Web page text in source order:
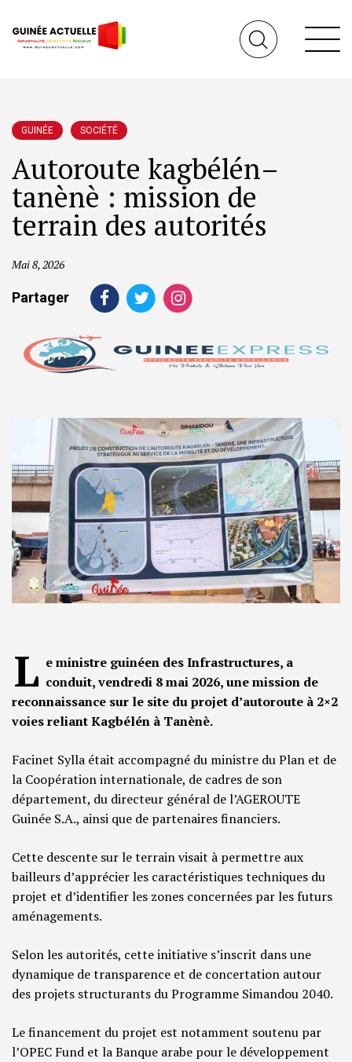
GUINÉE SOCIÉTÉ
Autoroute kagbélén–
tanènè : mission de
terrain des autorités
Mai 8, 2026
Partager
L e ministre guinéen des Infrastructures, a
conduit, vendredi 8 mai 2026, une mission de
reconnaissance sur le site du projet d’autoroute à 2×2
voies reliant Kagbélén à Tanènè.
Facinet Sylla était accompagné du ministre du Plan et de
la Coopération internationale, de cadres de son
département, du directeur général de l’AGEROUTE
Guinée S.A., ainsi que de partenaires financiers.
Cette descente sur le terrain visait à permettre aux
bailleurs d’apprécier les caractéristiques techniques du
projet et d’identifier les zones concernées par les futurs
aménagements.
Selon les autorités, cette initiative s’inscrit dans une
dynamique de transparence et de concertation autour
des projets structurants du Programme Simandou 2040.
Le financement du projet est notamment soutenu par
l’OPEC Fund et la Banque arabe pour le développement